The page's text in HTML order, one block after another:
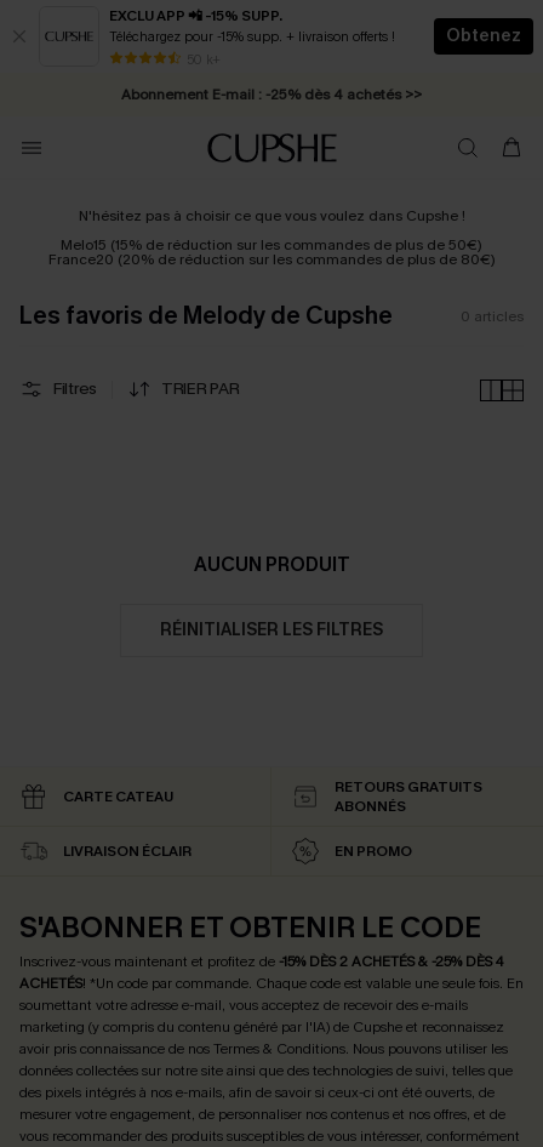
EXCLU APP 📲 -15% SUPP.
Téléchargez pour -15% supp. + livraison offerts !
50 k+
Obtenez
* Livraison éclair 2-3 jours ouvrés >>
Abonnement E-mail : -25% dès 4 achetés >>
N'hésitez pas à choisir ce que vous voulez dans Cupshe !
Melo15 (15% de réduction sur les commandes de plus de 50€)
France20 (20% de réduction sur les commandes de plus de 80€)
Les favoris de Melody de Cupshe 0 articles
Filtres TRIER PAR
AUCUN PRODUIT
RÉINITIALISER LES FILTRES
CARTE CATEAU
RETOURS GRATUITS
ABONNÉS
LIVRAISON ÉCLAIR EN PROMO
S'ABONNER ET OBTENIR LE CODE
Inscrivez-vous maintenant et profitez de -15% DÈS 2 ACHETÉS & -25% DÈS 4
ACHETÉS! *Un code par commande. Chaque code est valable une seule fois. En
soumettant votre adresse e-mail, vous acceptez de recevoir des e-mails
marketing (y compris du contenu généré par l'IA) de Cupshe et reconnaissez
avoir pris connaissance de nosTermes & Conditions. Nous pouvons utiliser les
données collectées sur notre site ainsi que des technologies de suivi, telles que
des pixels intégrés à nos e-mails, afin de savoir si ceux-ci ont été ouverts, de
mesurer votre engagement, de personnaliser nos contenus et nos offres, et de
vous recommander des produits susceptibles de vous intéresser, conformément